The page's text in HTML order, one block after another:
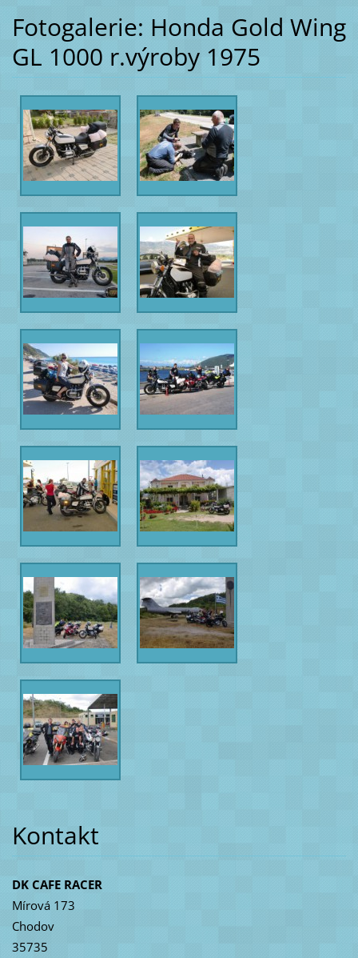
Fotogalerie: Honda Gold Wing
GL 1000 r.výroby 1975
Kontakt
DK CAFE RACER
Mírová 173
Chodov
35735